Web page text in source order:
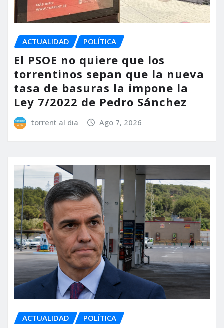
ACTUALIDAD POLÍTICA
El PSOE no quiere que los
torrentinos sepan que la nueva
tasa de basuras la impone la
Ley 7/2022 de Pedro Sánchez
torrent al dia Ago 7, 2026
ACTUALIDAD POLÍTICA